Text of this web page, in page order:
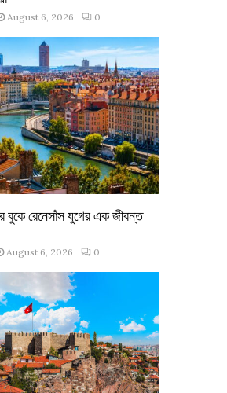
August 6, 2026 0
বুকে রেনেসাঁস যুগের এক জীবন্ত
August 6, 2026 0